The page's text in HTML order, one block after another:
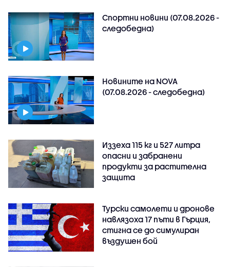
Спортни новини (07.08.2026 -
следобедна)
Новините на NOVA
(07.08.2026 - следобедна)
Иззеха 115 кг и 527 литра
опасни и забранени
продукти за растителна
защита
Турски самолети и дронове
навлязоха 17 пъти в Гърция,
стигна се до симулиран
въздушен бой